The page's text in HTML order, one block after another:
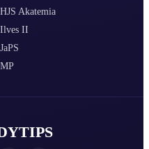
HJS Akatemia
Ilves II
JaPS
MP